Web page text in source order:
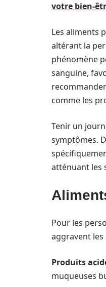
votre bien-
Les aliments
altérant la
phénomène
sanguine,
comme les
Tenir un
symptômes.
atténuant les
Pour les
aggravent
Produits
muqueuses